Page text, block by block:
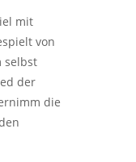
mit
von
selbst
der
die